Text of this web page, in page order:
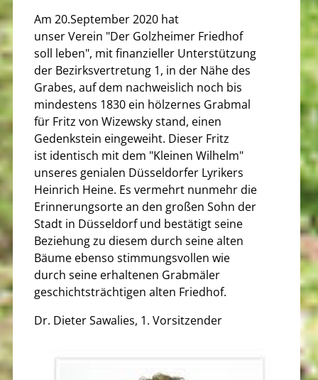
Am 20.September 2020 hat
unser Verein "Der Golzheimer Friedhof
soll leben", mit finanzieller Unterstützung
der Bezirksvertretung 1, in der Nähe des
Grabes, auf dem nachweislich noch bis
mindestens 1830 ein hölzernes Grabmal
für Fritz von Wizewsky stand, einen
Gedenkstein eingeweiht. Dieser Fritz
ist identisch mit dem "Kleinen Wilhelm"
unseres genialen Düsseldorfer Lyrikers
Heinrich Heine. Es vermehrt nunmehr die
Erinnerungsorte an den großen Sohn der
Stadt in Düsseldorf und bestätigt seine
Beziehung zu diesem durch seine alten
Bäume ebenso stimmungsvollen wie
durch seine erhaltenen Grabmäler
geschichtsträchtigen alten Friedhof.
Dr. Dieter Sawalies, 1. Vorsitzender